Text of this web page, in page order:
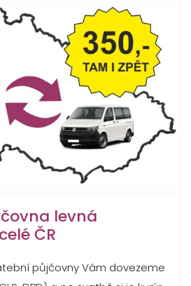
levná
ČR
půjčovny Vám dovezeme